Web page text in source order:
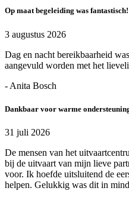
Op maat begeleiding was fantastisch!
3 augustus 2026
Dag en nacht bereikbaarheid
aangevuld worden met het
- Anita Bosch
Dankbaar voor warme
31 juli 2026
De mensen van het
bij de uitvaart van mijn lieve
voor. Ik hoefde uitsluitend de
helpen. Gelukkig was dit in